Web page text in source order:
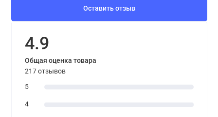
Оставить отзыв
4.9
Общая оценка товара
217 отзывов
5
4